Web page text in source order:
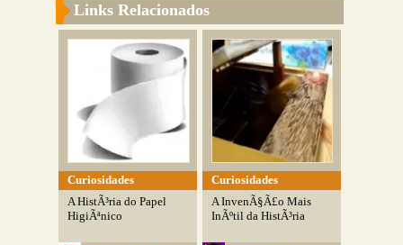
Links Relacionados
Curiosidades
A HistÃ³ria do Papel
HigiÃªnico
Curiosidades
A InvenÃ§Ã£o Mais
InÃºtil da HistÃ³ria